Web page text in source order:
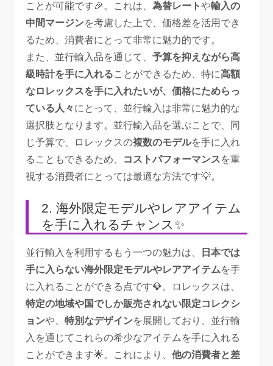
ことが可能です🎉。これは、為替レートや輸入の
中間マージンを考慮した上で、価格差を活用でき
るため、消費者にとって非常に魅力的です。
また、並行輸入品を通じて、予算を抑えながら高
級時計を手に入れることができるため、特に高額
なロレックスを手に入れたいが、価格にためらっ
ている人々にとって、並行輸入は非常に魅力的な
選択肢となります。並行輸入品を選ぶことで、同
じ予算で、ロレックスの複数のモデルを手に入れ
ることもできるため、 コストパフォーマンスを重
視する消費者にとっては最適な方法です💡。
2. 海外限定モデルやレアアイテム
を手に入れるチャンス✨
並行輸入を利用するもう一つの魅力は、
日本では
手に入らない海外限定モデルやレアアイテムを手
に入れることができる点です💎。ロレックスは、
特定の地域や国でしか販売されない限定コレクシ
ョンや、特別なデザインを展開しており、並行輸
入を通じてこれらの希少なアイテムを手に入れる
ことができます🌟。これにより、他の消費者と差